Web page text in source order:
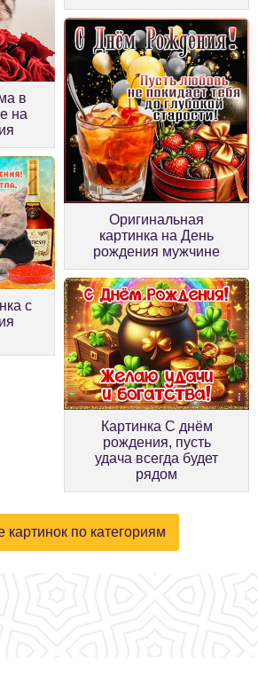
в
на
Оригинальная
картинка на День
рождения мужчине
с
Картинка С днём
рождения, пусть
удача всегда будет
рядом
картинок по категориям